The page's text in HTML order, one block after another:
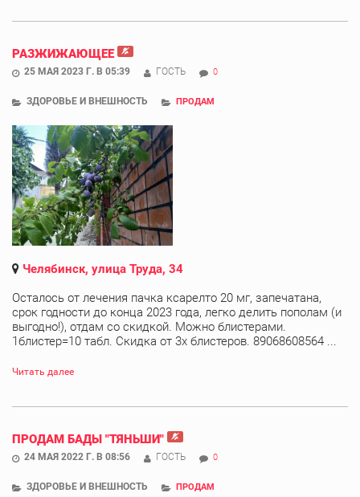
РАЗЖИЖАЮЩЕЕ
25 МАЯ 2023 Г. В 05:39 ГОСТЬ 0
ЗДОРОВЬЕ И ВНЕШНОСТЬ ПРОДАМ
Челябинск, улица Труда, 34
Осталось от лечения пачка ксарелто 20 мг, запечатана,
срок годности до конца 2023 года, легко делить пополам (и
выгодно!), отдам со скидкой. Можно блистерами.
1блистер=10 табл. Скидка от 3х блистеров. 89068608564 ...
Читать далее
ПРОДАМ БАДЫ "ТЯНЬШИ"
24 МАЯ 2022 Г. В 08:56 ГОСТЬ 0
ЗДОРОВЬЕ И ВНЕШНОСТЬ ПРОДАМ